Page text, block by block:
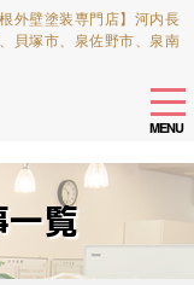
MENU
外壁塗装専門店】河内長
貝塚市、泉佐野市、泉南
一覧